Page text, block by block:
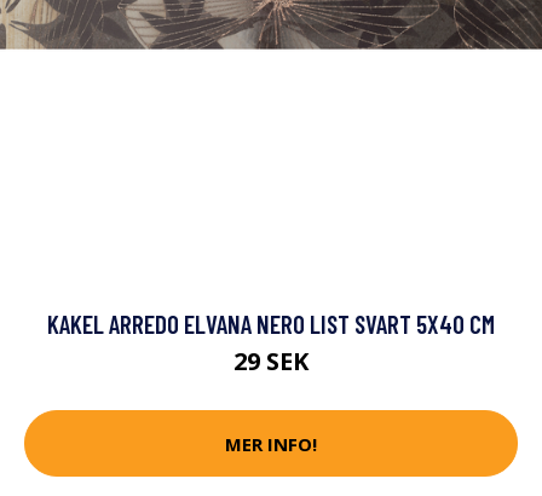
KAKEL ARREDO ELVANA NERO LIST SVART 5X40 CM
29 SEK
MER INFO!